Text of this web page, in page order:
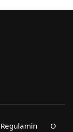
Regulamin
O